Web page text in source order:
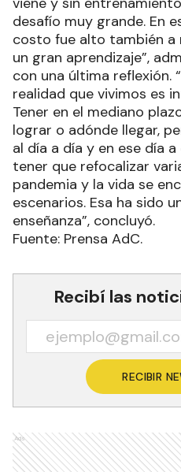
desafío muy grande. En
costo fue alto también a
un gran aprendizaje”,
con una última reflexión.
realidad que vivimos es
Tener en el mediano
lograr o adónde llegar,
al día a día y en ese día
tener que refocalizar
pandemia y la vida se
escenarios. Esa ha sido
enseñanza”, concluyó.
Fuente: Prensa AdC.
Recibí las
RECIBIR
Ads